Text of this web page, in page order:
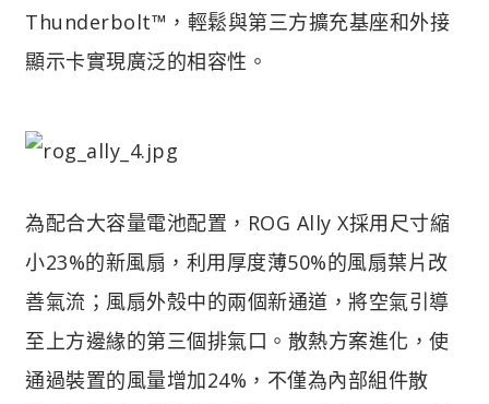
Thunderbolt™，輕鬆與第三方擴充基座和外接
顯示卡實現廣泛的相容性。
為配合大容量電池配置，ROG Ally X採用尺寸縮
小23%的新風扇，利用厚度薄50%的風扇葉片改
善氣流；風扇外殼中的兩個新通道，將空氣引導
至上方邊緣的第三個排氣口。散熱方案進化，使
通過裝置的風量增加24%，不僅為內部組件散